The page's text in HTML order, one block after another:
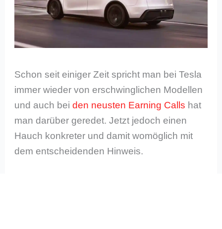
Schon seit einiger Zeit spricht man bei Tesla
immer wieder von erschwinglichen Modellen
und auch beiden neusten Earning Calls hat
man darüber geredet. Jetzt jedoch einen
Hauch konkreter und damit womöglich mit
dem entscheidenden Hinweis.